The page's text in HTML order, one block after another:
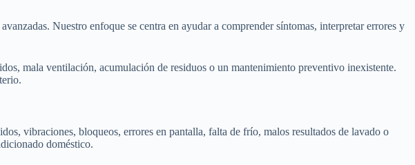
Nuestro enfoque se centra en ayudar a comprender síntomas, interpretar errores y
mala ventilación, acumulación de residuos o un mantenimiento preventivo inexistente.
vibraciones, bloqueos, errores en pantalla, falta de frío, malos resultados de lavado o
doméstico.